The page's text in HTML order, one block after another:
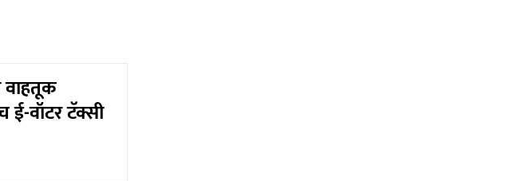
वॉटर टॅक्सी